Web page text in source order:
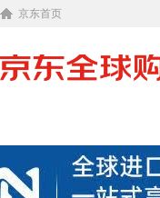
京东首页